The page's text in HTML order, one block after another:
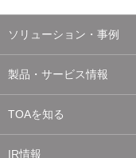
ソリューション・事例
製品・サービス情報
TOAを知る
IR情報